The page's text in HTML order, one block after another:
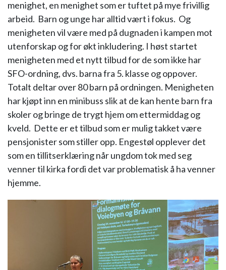
menighet, en menighet som er tuftet på mye frivillig
arbeid. Barn og unge har alltid vært i fokus. Og
menigheten vil være med på dugnaden i kampen mot
utenforskap og for økt inkludering. I høst startet
menigheten med et nytt tilbud for de som ikke har
SFO-ordning, dvs. barna fra 5. klasse og oppover.
Totalt deltar over 80 barn på ordningen. Menigheten
har kjøpt inn en minibuss slik at de kan hente barn fra
skoler og bringe de trygt hjem om ettermiddag og
kveld. Dette er et tilbud som er mulig takket være
pensjonister som stiller opp. Engestøl opplever det
som en tillitserklæring når ungdom tok med seg
venner til kirka fordi det var problematisk å ha venner
hjemme.